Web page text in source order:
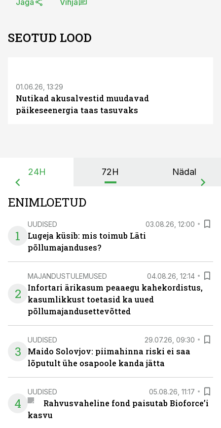
Jaga Vihja
SEOTUD LOOD
01.06.26, 13:29
Nutikad akusalvestid muudavad
päikeseenergia taas tasuvaks
24H 72H Nädal
ENIMLOETUD
1
UUDISED 03.08.26, 12:00
Lugeja küsib: mis toimub Läti
põllumajanduses?
2
MAJANDUSTULEMUSED 04.08.26, 12:14
Infortari ärikasum peaaegu kahekordistus,
kasumlikkust toetasid ka uued
põllumajandusettevõtted
3
UUDISED 29.07.26, 09:30
Maido Solovjov: piimahinna riski ei saa
lõputult ühe osapoole kanda jätta
4
UUDISED 05.08.26, 11:17
Rahvusvaheline fond paisutab Bioforce’i
kasvu